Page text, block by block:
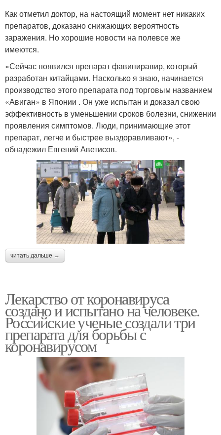
Как отметил доктор, на настоящий момент нет никаких
препаратов, доказано снижающих вероятность
заражения. Но хорошие новости на полевсе же
имеются.
«Сейчас появился препарат фавипиравир, который
разработан китайцами. Насколько я знаю, начинается
производство этого препарата под торговым названием
«Авиган» в Японии . Он уже испытан и доказал свою
эффективность в уменьшении сроков болезни, снижении
проявления симптомов. Люди, принимающие этот
препарат, легче и быстрее выздоравливают», -
обнадежил Евгений Аветисов.
читать дальше →
Лекарство от коронавируса
создано и испытано на человеке.
Российские ученые создали три
препарата для борьбы с
коронавирусом